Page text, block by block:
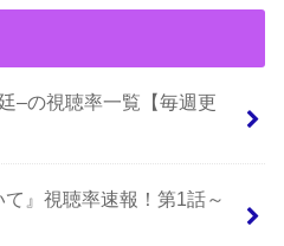
–の視聴率一覧【毎週更
』視聴率速報！第1話～